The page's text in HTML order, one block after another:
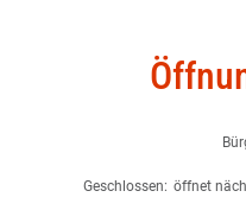
Klicken, um weitere
Geschlossen: öffnet